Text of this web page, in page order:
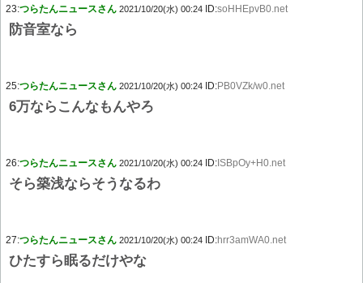
23:つらたんニュースさん 2021/10/20(水) 00:24 ID:soHHEpvB0.net
防音室なら
25:つらたんニュースさん 2021/10/20(水) 00:24 ID:PB0VZk/w0.net
6万ならこんなもんやろ
26:つらたんニュースさん 2021/10/20(水) 00:24 ID: ISBpOy+H0.net
そら築浅ならそうなるわ
27:つらたんニュースさん 2021/10/20(水) 00:24 ID:hrr3amWA0.net
ひたすら眠るだけやな